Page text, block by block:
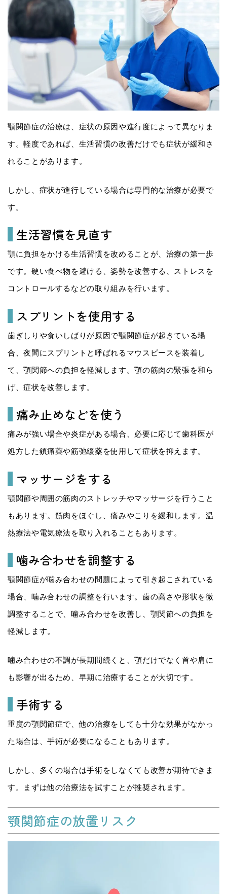
顎関節症の治療は、症状の原因や進行度によって異なりま
す。軽度であれば、生活習慣の改善だけでも症状が緩和さ
れることがあります。
しかし、症状が進行している場合は専門的な治療が必要で
す。
生活習慣を見直す
顎に負担をかける生活習慣を改めることが、治療の第一歩
です。硬い食べ物を避ける、姿勢を改善する、ストレスを
コントロールするなどの取り組みを行います。
スプリントを使用する
歯ぎしりや食いしばりが原因で顎関節症が起きている場
合、夜間にスプリントと呼ばれるマウスピースを装着し
て、顎関節への負担を軽減します。顎の筋肉の緊張を和ら
げ、症状を改善します。
痛み止めなどを使う
痛みが強い場合や炎症がある場合、必要に応じて歯科医が
処方した鎮痛薬や筋弛緩薬を使用して症状を抑えます。
マッサージをする
顎関節や周囲の筋肉のストレッチやマッサージを行うこと
もあります。筋肉をほぐし、痛みやこりを緩和します。温
熱療法や電気療法を取り入れることもあります。
噛み合わせを調整する
顎関節症が噛み合わせの問題によって引き起こされている
場合、噛み合わせの調整を行います。歯の高さや形状を微
調整することで、噛み合わせを改善し、顎関節への負担を
軽減します。
噛み合わせの不調が長期間続くと、顎だけでなく首や肩に
も影響が出るため、早期に治療することが大切です。
手術する
重度の顎関節症で、他の治療をしても十分な効果がなかっ
た場合は、手術が必要になることもあります。
しかし、多くの場合は手術をしなくても改善が期待できま
す。まずは他の治療法を試すことが推奨されます。
顎関節症の放置リスク